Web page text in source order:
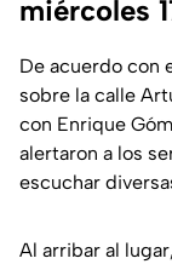
miércoles
De acuerdo con
sobre la calle
con Enrique
alertaron a los
escuchar
Al arribar al